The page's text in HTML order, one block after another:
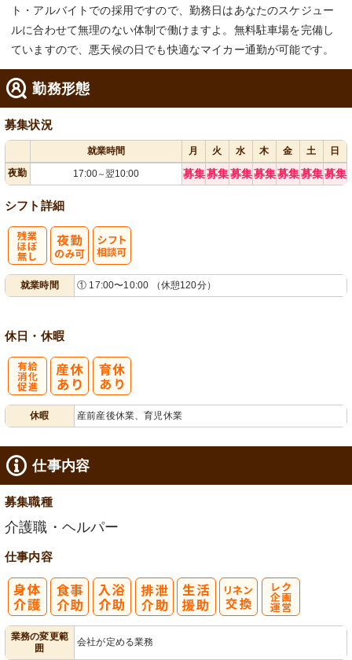
ト・アルバイトでの採用ですので、勤務日はあなたのスケジュー
ルに合わせて無理のない体制で働けますよ。無料駐車場を完備し
ていますので、悪天候の日でも快適なマイカー通勤が可能です。
勤務形態
募集状況
就業時間 月 火 水 木 金 土
日
夜勤
17:00～翌10:00 募集募集募集募集募集募集募集
シフト詳細
就業時間 ① 17:00〜10:00 （休憩120分）
休日・休暇
休暇 産前産後休業、育児休業
仕事内容
募集職種
介護職・ヘルパー
仕事内容
業務の変更範
囲
会社が定める業務